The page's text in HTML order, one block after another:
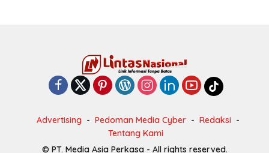
Advertising Pedoman Media Cyber
Redaksi
Tentang Kami
© PT. Media Asia Perkasa - All rights reserved.